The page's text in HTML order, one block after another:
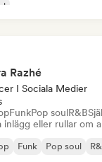
Razhé
I Sociala Medier
FunkPop soulR&BSjäl
inlägg eller rullar om
Funk Pop soul